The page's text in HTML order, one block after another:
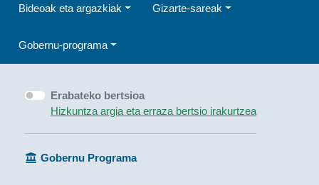
Bideoak eta argazkiak Gizarte-sareak
Gobernu-programa
Erabateko bertsioa
Hizkuntza argia eta erraza bertsio irakurtzea
Gobernu Programa